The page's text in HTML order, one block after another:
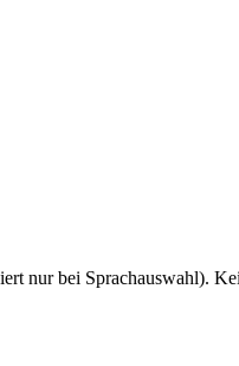
nur bei Sprachauswahl).